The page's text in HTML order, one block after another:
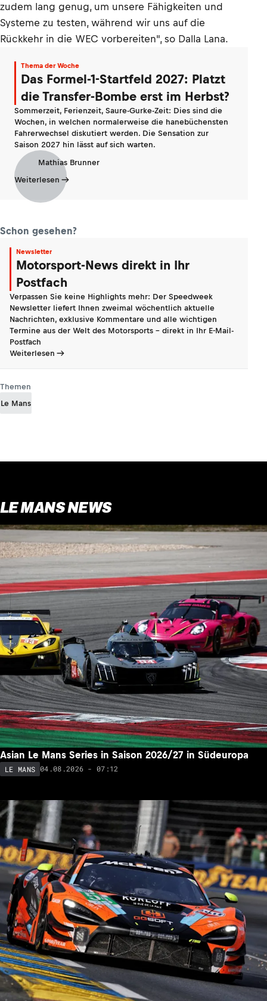
zudem lang genug, um unsere Fähigkeiten und
Systeme zu testen, während wir uns auf die
Rückkehr in die WEC vorbereiten", so Dalla Lana.
Thema der Woche
Das Formel-1-Startfeld 2027: Platzt
die Transfer-Bombe erst im Herbst?
Sommerzeit, Ferienzeit, Saure-Gurke-Zeit: Dies sind die
Wochen, in welchen normalerweise die hanebüchensten
Fahrerwechsel diskutiert werden. Die Sensation zur
Saison 2027 hin lässt auf sich warten.
Mathias Brunner
Weiterlesen
Schon gesehen?
Newsletter
Motorsport-News direkt in Ihr
Postfach
Verpassen Sie keine Highlights mehr: Der Speedweek
Newsletter liefert Ihnen zweimal wöchentlich aktuelle
Nachrichten, exklusive Kommentare und alle wichtigen
Termine aus der Welt des Motorsports - direkt in Ihr E-Mail-
Postfach
Weiterlesen
Themen
Le Mans
LE MANS NEWS
Asian Le Mans Series in Saison 2026/27 in Südeuropa
LE MANS 04.08.2026 - 07:12